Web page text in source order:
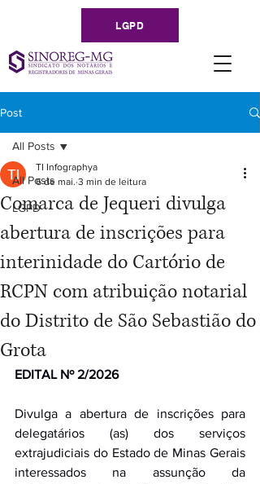
LGPD
Post
All Posts
LGPD
All Posts
Comarca de Jequeri divulga
abertura de inscrições para
interinidade do Cartório de
RCPN com atribuição notarial
do Distrito de São Sebastião do
Grota
TI Infographya
6 de mai. 3 min de leitura
EDITAL Nº 2/2026
Divulga a abertura de inscrições para
delegatários (as) dos serviços
extrajudiciais do Estado de Minas Gerais
interessados na assunção da